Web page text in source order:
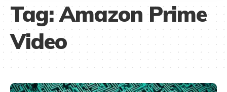
Tag:Amazon Prime
Video